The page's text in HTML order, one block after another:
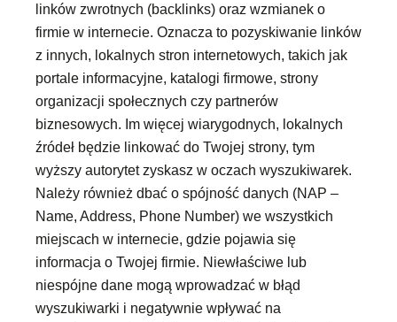
linków zwrotnych (backlinks) oraz wzmianek o
firmie w internecie. Oznacza to pozyskiwanie linków
z innych, lokalnych stron internetowych, takich jak
portale informacyjne, katalogi firmowe, strony
organizacji społecznych czy partnerów
biznesowych. Im więcej wiarygodnych, lokalnych
źródeł będzie linkować do Twojej strony, tym
wyższy autorytet zyskasz w oczach wyszukiwarek.
Należy również dbać o spójność danych (NAP –
Name, Address, Phone Number) we wszystkich
miejscach w internecie, gdzie pojawia się
informacja o Twojej firmie. Niewłaściwe lub
niespójne dane mogą wprowadzać w błąd
wyszukiwarki i negatywnie wpływać na